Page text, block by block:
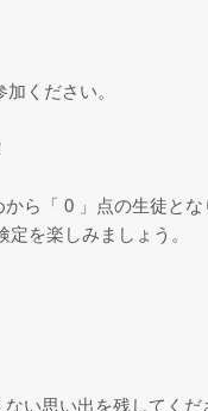
ください。
ら「 0 」点の生徒とな
を楽しみましょう。
い思い出を残してくだ